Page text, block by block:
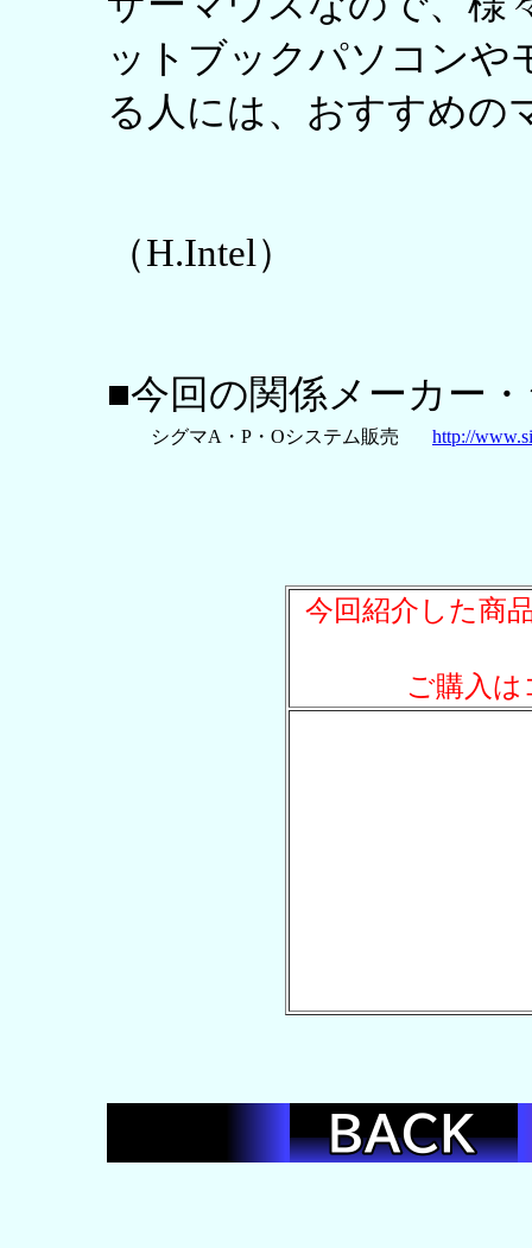
ットブックパソコンや
る人には、おすすめの
（H.Intel）
■今回の関係メーカー
シグマA・P・Oシステム販売 http://
今回紹介した商
ご購入